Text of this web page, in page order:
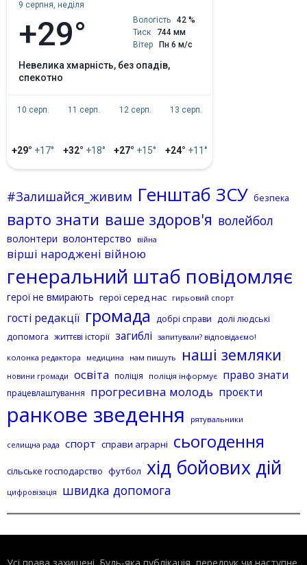
9 серпня, неділя
+29° Вологість
42 %
Тиск
744 мм
Вітер
Пн 6 м/с
невелика хмарність, без опадів,
спекотно
10 серп.
+29° +17°
11 серп.
+32° +18°
12 серп.
+27° +15°
13 серп.
+24° +11°
#Залишайся_живим Генштаб ЗСУ безпека
варто знати ваше здоров'я волейбол
волонтери волонтерство війна
вірші народжені війною
генеральний штаб повідомляє
герої не вмирають герої серед нас гирьовий спорт
гості редакції громада добрі справи долі людські
допомога життєві історії загиблі запитували? відповідаємо!
колонка редактора
медицина нам пишуть наші земляки
новини громади освіта поліція поліція інформує право знати
працевлаштування прогресивна молодь проєкти
ранкове зведення рятувальники
селищна рада спорт справи аграрні сьогодення
сільське господарство футбол хід бойових дій
цифровізація швидка допомога